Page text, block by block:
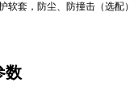
软套，防尘、防撞击（选配）
数